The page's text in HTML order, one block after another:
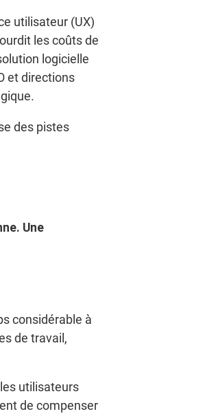
utilisateur (UX)
les coûts de
logicielle
et directions
des pistes
Une
considérable à
de travail,
utilisateurs
de compenser